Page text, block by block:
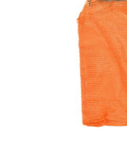
hviezdičiek.